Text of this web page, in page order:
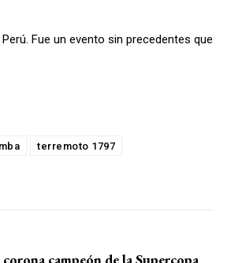
Fue un evento sin precedentes que
terremoto 1797